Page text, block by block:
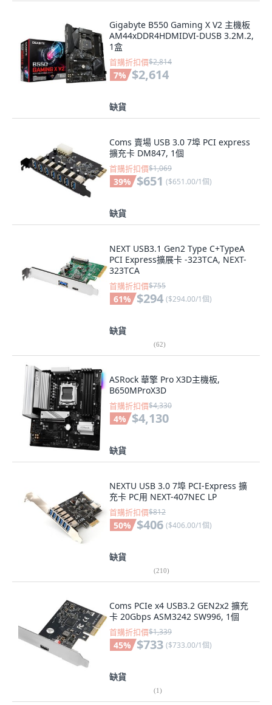
Gigabyte B550 Gaming X V2 主機板
AM44xDDR4HDMIDVI-DUSB 3.2M.2,
1盒
首購折扣價$2,814
7% $2,614
缺貨
Coms 賣場 USB 3.0 7埠 PCI express
擴充卡 DM847, 1個
首購折扣價$1,069
39% $651 ($651.00/1個)
缺貨
NEXT USB3.1 Gen2 Type C+TypeA
PCI Express擴展卡 -323TCA, NEXT-
323TCA
首購折扣價$755
61% $294 ($294.00/1個)
缺貨
(62)
ASRock 華擎 Pro X3D主機板,
B650MProX3D
首購折扣價$4,330
4% $4,130
缺貨
NEXTU USB 3.0 7埠 PCI-Express 擴
充卡 PC用 NEXT-407NEC LP
首購折扣價$812
50% $406 ($406.00/1個)
缺貨
(210)
Coms PCIe x4 USB3.2 GEN2x2 擴充
卡 20Gbps ASM3242 SW996, 1個
首購折扣價$1,339
45% $733 ($733.00/1個)
缺貨
(1)